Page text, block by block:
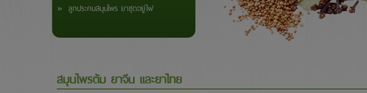
» ลูกประคบสมุนไพร ยาชุดอยู่ไฟ
สมุนไพรต้ม ยาจีน และยาไทย